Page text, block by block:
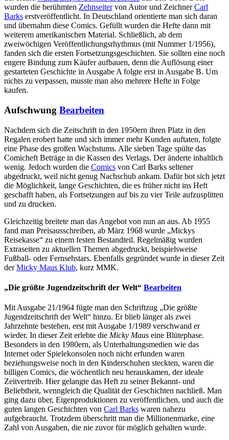
wurden die berühmten Zehnseitervon Autor und ZeichnerCarl
Barks erstveröffentlicht. In Deutschland orientierte man sich daran
und übernahm diese Comics. Gefüllt wurden die Hefte dann mit
weiterem amerikanischen Material. Schließlich, ab dem
zweiwöchigen Veröffentlichungsrhythmus (mit Nummer 1/1956),
fanden sich die ersten Fortsetzungsgeschichten. Sie sollten eine noch
engere Bindung zum Käufer aufbauen, denn die Auflösung einer
gestarteten Geschichte in Ausgabe A folgte erst in Ausgabe B. Um
nichts zu verpassen, musste man also mehrere Hefte in Folge
kaufen.
Aufschwung Bearbeiten
Nachdem sich die Zeitschrift in den 1950ern ihren Platz in den
Regalen erobert hatte und sich immer mehr Kunden auftaten, folgte
eine Phase des großen Wachstums. Alle sieben Tage spülte das
Comicheft Beträge in die Kassen des Verlags. Der änderte inhaltlich
wenig. Jedoch wurden die Comics von Carl Barks seltener
abgedruckt, weil nicht genug Nachschub ankam. Dafür bot sich jetzt
die Möglichkeit, lange Geschichten, die es früher nicht ins Heft
geschafft haben, als Fortsetzungen auf bis zu vier Teile aufzusplitten
und zu drucken.
Gleichzeitig breitete man das Angebot von nun an aus. Ab 1955
fand man Preisausschreiben, ab März 1968 wurde „Mickys
Reisekasse“ zu einem festen Bestandteil. Regelmäßig wurden
Extraseiten zu aktuellen Themen abgedruckt, beispielsweise
Fußball- oder Fernsehstars. Ebenfalls gegründet wurde in dieser Zeit
derMicky Maus Klub, kurz MMK.
„Die größte Jugendzeitschrift der Welt“ Bearbeiten
Mit Ausgabe 21/1964 fügte man den Schriftzug „Die größte
Jugendzeitschrift der Welt“ hinzu. Er blieb länger als zwei
Jahrzehnte bestehen, erst mit Ausgabe 1/1989 verschwand er
wieder. In dieser Zeit erlebte die Micky Maus eine Blütephase.
Besonders in den 1980ern, als Unterhaltungsmedien wie das
Internet oder Spielekonsolen noch nicht erfunden waren
beziehungsweise noch in den Kinderschuhen steckten, waren die
billigen Comics, die wöchentlich neu herauskamen, der ideale
Zeitvertreib. Hier gelangte das Heft zu seiner Bekannt- und
Beliebtheit, wenngleich die Qualität der Geschichten nachließ. Man
ging dazu über, Eigenproduktionen zu veröffentlichen, und auch die
guten langen Geschichten von Carl Barks waren nahezu
aufgebraucht. Trotzdem überschritt man die Millionenmarke, eine
Zahl von Ausgaben, die nie zuvor für möglich gehalten wurde.